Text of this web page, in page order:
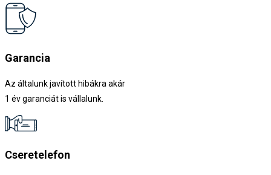
Garancia
Az általunk javított hibákra akár
1 év garanciát is vállalunk.
Cseretelefon